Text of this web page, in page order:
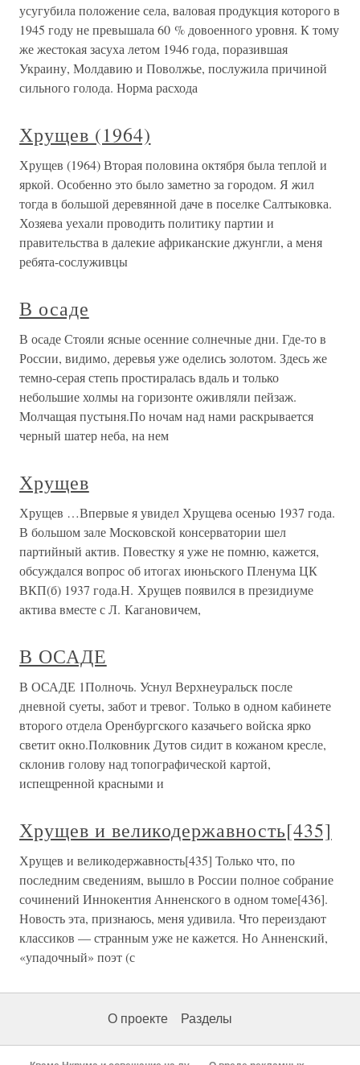
усугубила положение села, валовая продукция которого в
1945 году не превышала 60 % довоенного уровня. К тому
же жестокая засуха летом 1946 года, поразившая
Украину, Молдавию и Поволжье, послужила причиной
сильного голода. Норма расхода
Хрущев (1964)
Хрущев (1964) Вторая половина октября была теплой и
яркой. Особенно это было заметно за городом. Я жил
тогда в большой деревянной даче в поселке Салтыковка.
Хозяева уехали проводить политику партии и
правительства в далекие африканские джунгли, а меня
ребята-сослуживцы
В осаде
В осаде Стояли ясные осенние солнечные дни. Где-то в
России, видимо, деревья уже оделись золотом. Здесь же
темно-серая степь простиралась вдаль и только
небольшие холмы на горизонте оживляли пейзаж.
Молчащая пустыня.По ночам над нами раскрывается
черный шатер неба, на нем
Хрущев
Хрущев …Впервые я увидел Хрущева осенью 1937 года.
В большом зале Московской консерватории шел
партийный актив. Повестку я уже не помню, кажется,
обсуждался вопрос об итогах июньского Пленума ЦК
ВКП(б) 1937 года.Н. Хрущев появился в президиуме
актива вместе с Л. Кагановичем,
В ОСАДЕ
В ОСАДЕ 1Полночь. Уснул Верхнеуральск после
дневной суеты, забот и тревог. Только в одном кабинете
второго отдела Оренбургского казачьего войска ярко
светит окно.Полковник Дутов сидит в кожаном кресле,
склонив голову над топографической картой,
испещренной красными и
Хрущев и великодержавность[435]
Хрущев и великодержавность[435] Только что, по
последним сведениям, вышло в России полное собрание
сочинений Иннокентия Анненского в одном томе[436].
Новость эта, признаюсь, меня удивила. Что переиздают
классиков — странным уже не кажется. Но Анненский,
«упадочный» поэт (с
О проекте Разделы